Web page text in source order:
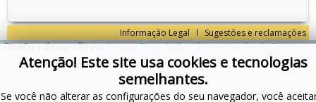
Informação Legal Sugestões e reclamações
Atenção! Este site usa cookies e tecnologias
semelhantes.
Se você não alterar as configurações do seu navegador, você
Diseño y desarrollo porIntegra Tecnología y Comunicación de Canarias,
S.L.